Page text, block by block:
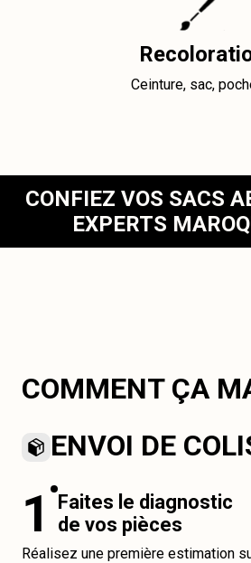
Ceinture, sac,
CONFIEZ VOS SACS
EXPERTS
COMMENT ÇA
ENVOI DE
1
Faites le diagnostic
de vos pièces
Réalisez une première estimation